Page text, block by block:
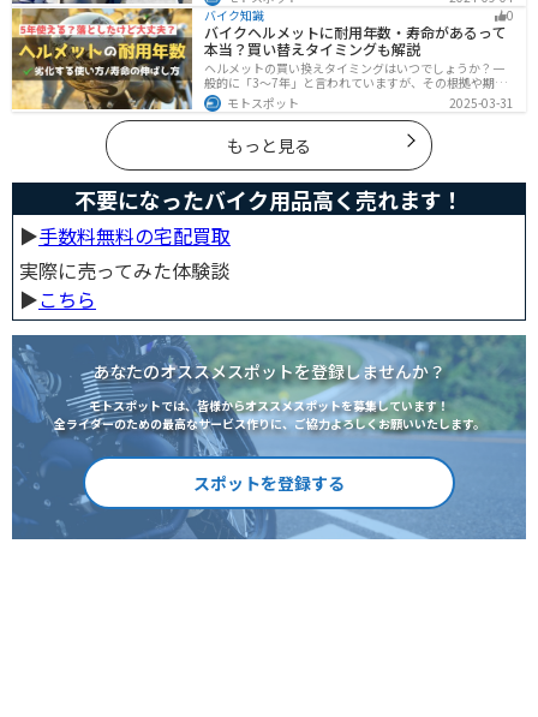
まとめていますので、バイクを処分しようとしている人
は参考にしてください。
バイク知識
0
バイクヘルメットに耐用年数・寿命があるって
本当？買い替えタイミングも解説
ヘルメットの買い換えタイミングはいつでしょうか？一
般的に「3〜7年」と言われていますが、その根拠や期限
前でも早めに交換した方がいいケースを紹介します。安
全にバイクに乗るためにもヘルメットの寿命についてし
っかりと理解しておきましょう。
モトスポット 2025-03-31
もっと見る
不要になったバイク用品高く売れます！
▶︎手数料無料の宅配買取
実際に売ってみた体験談
▶︎こちら
あなたのオススメスポットを登録しませんか？
モトスポットでは、皆様からオススメスポットを募集しています！
全ライダーのための最高なサービス作りに、ご協力よろしくお願いいたします。
スポットを登録する